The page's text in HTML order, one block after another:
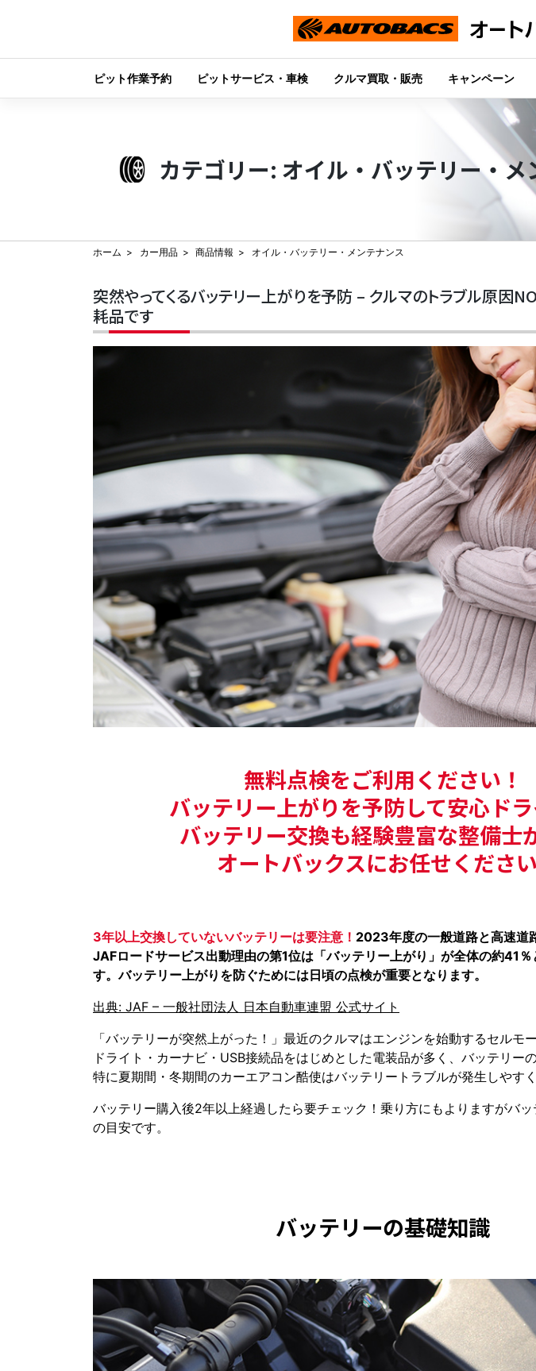
ピット作業予約 ピットサービス・車検 クルマ買取・販売 キャンペーン
カテゴリー: オイル・バッテリー・メ
ホーム カー用品 商品情報 オイル・バッテリー・メンテナンス
突然やってくるバッテリー上がりを予防 – クルマのトラブル原因
耗品です
無料点検をご利用ください！
バッテリー上がりを予防して安心ドラ
バッテリー交換も経験豊富な整備士
オートバックスにお任せくださ
3年以上交換していないバッテリーは要注意！ 2023年度の一般道路と高速道
JAFロードサービス出動理由の第1位は「バッテリー上がり」が全体の約41
す。バッテリー上がりを防ぐためには日頃の点検が重要となります。
出典: JAF – 一般社団法人 日本自動車連盟 公式サイト
「バッテリーが突然上がった！」最近のクルマはエンジンを始動するセルモ
ドライト・カーナビ・USB接続品をはじめとした電装品が多く、バッテリー
特に夏期間・冬期間のカーエアコン酷使はバッテリートラブルが発生しやすく
バッテリー購入後2年以上経過したら要チェック！乗り方にもよりますがバ
の目安です。
バッテリーの基礎知識